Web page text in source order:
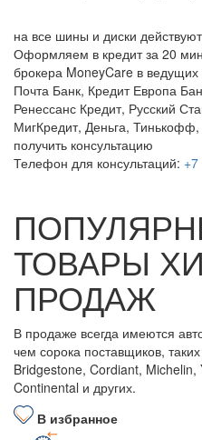
на все шины и диски
Оформляем в кредит за 20
брокера MoneyCare в ведущих
Почта Банк, Кредит Европа
Ренессанс Кредит, Русский
МигКредит, Деньга, Тинькофф,
получить консультацию
Телефон для консультаций:
ТОВАРЫ
ПРОДАЖ
В продаже всегда имеются
чем сорока поставщиков,
Bridgestone, Cordiant,
Continental и других.
В избранное